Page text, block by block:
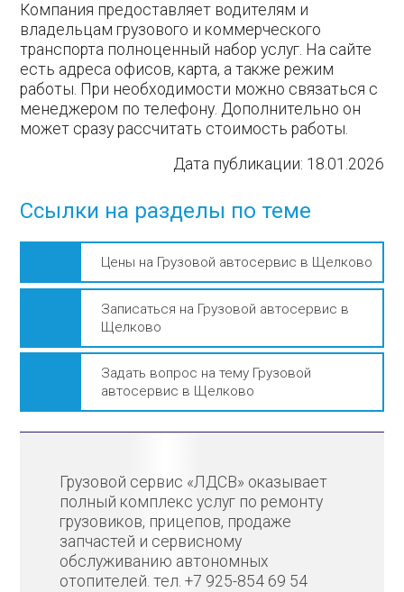
Компания предоставляет водителям и
владельцам грузового и коммерческого
транспорта полноценный набор услуг. На сайте
есть адреса офисов, карта, а также режим
работы. При необходимости можно связаться с
менеджером по телефону. Дополнительно он
может сразу рассчитать стоимость работы.
Дата публикации: 18.01.2026
Ссылки на разделы по теме
Цены на Грузовой автосервис в Щелково
Записаться на Грузовой автосервис в
Щелково
Задать вопрос на тему Грузовой
автосервис в Щелково
Грузовой сервис «ЛДСВ» оказывает
полный комплекс услуг по ремонту
грузовиков, прицепов, продаже
запчастей и сервисному
обслуживанию автономных
отопителей. тел. +7 925-854 69 54